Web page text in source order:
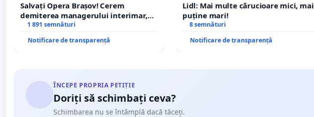
Salvați Opera Brașov! Cerem
demiterea managerului interimar,
Petrean Lucian-Marius!
1 891 semnături
Notificare de transparență
Lidl: Mai multe cărucioare mici, mai
puține mari!
8 semnături
Notificare de transparență
ÎNCEPE PROPRIA PETIȚIE
Doriți să schimbați ceva?
Schimbarea nu se întâmplă dacă tăceți.